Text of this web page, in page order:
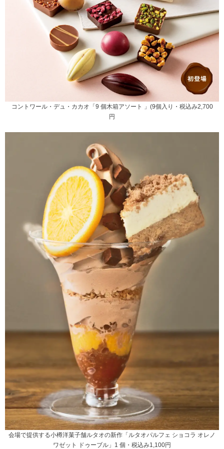
コントワール・デュ・カカオ「9 個木箱アソート 」(9個入り・税込み2,700
円
会場で提供する小樽洋菓子舗ルタオの新作「ルタオパルフェ ショコラ オレノ
ワゼット ドゥーブル」1 個・税込み1,100円